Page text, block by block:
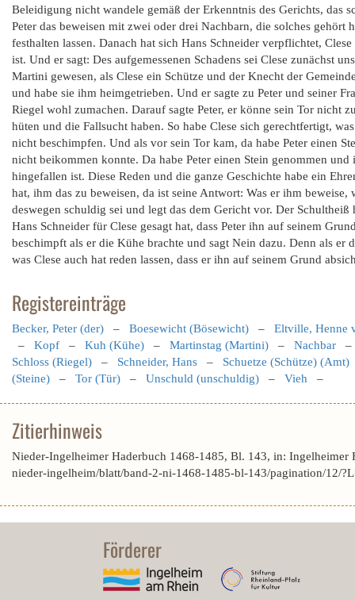
Beleidigung nicht wandele gemäß der Erkenntnis des Gerichts, das
Peter das beweisen mit zwei oder drei Nachbarn, die solches
festhalten lassen. Danach hat sich Hans Schneider verpflichtet,
ist. Und er sagt: Des aufgemessenen Schadens sei Clese zunächst
Martini gewesen, als Clese ein Schütze und der Knecht der
und habe sie ihm heimgetrieben. Und er sagte zu Peter und seiner
Riegel wohl zumachen. Darauf sagte Peter, er könne sein Tor nicht
hüten und die Fallsucht haben. So habe Clese sich gerechtfertigt,
nicht beschimpfen. Und als vor sein Tor kam, da habe Peter einen
nicht beikommen konnte. Da habe Peter einen Stein genommen
hingefallen ist. Diese Reden und die ganze Geschichte habe ein
hat, ihm das zu beweisen, da ist seine Antwort: Was er ihm
deswegen schuldig sei und legt das dem Gericht vor. Der
Hans Schneider für Clese gesagt hat, dass Peter ihn auf seinem
beschimpft als er die Kühe brachte und sagt Nein dazu. Denn als
was Clese auch hat reden lassen, dass er ihn auf seinem Grund
Registereinträge
Becker, Peter (der) – Boesewicht (Bösewicht) – Eltville, Henne
– Kopf – Kuh (Kühe) – Martinstag (Martini) – Nachbar
Schloss (Riegel) – Schneider, Hans – Schuetze (Schütze) (Amt)
(Steine) – Tor (Tür) – Unschuld (unschuldig) – Vieh –
Zitierhinweis
Nieder-Ingelheimer Haderbuch 1468-1485, Bl. 143, in:
nieder-ingelheim/blatt/band-2-ni-1468-1485-bl-143/pagination/12/
Förderer